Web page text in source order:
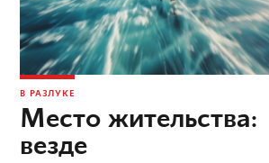
В РАЗЛУКЕ
Место жительства:
везде